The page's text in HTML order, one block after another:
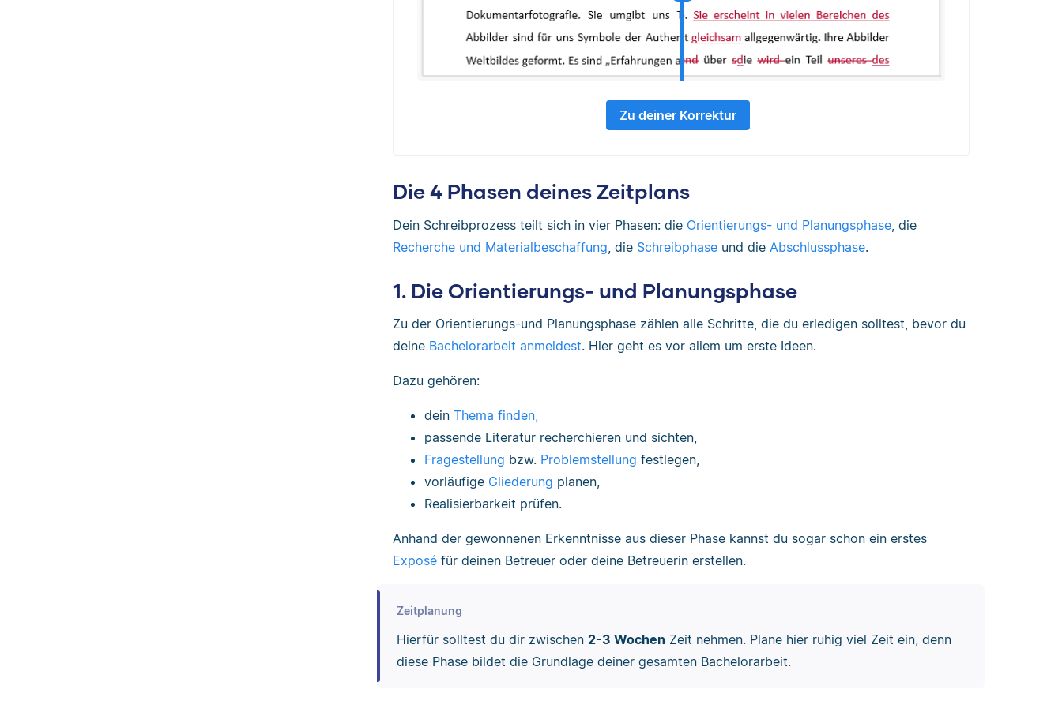
Zu deiner Korrektur
Die 4 Phasen deines Zeitplans
Dein Schreibprozess teilt sich in vier Phasen: die Orientierungs- und Planungsphase , die
Recherche und Materialbeschaffung , die Schreibphase und die Abschlussphase.
1. Die Orientierungs- und Planungsphase
Zu der Orientierungs-und Planungsphase zählen alle Schritte, die du erledigen solltest, bevor du
deine Bachelorarbeit anmeldest. Hier geht es vor allem um erste Ideen.
Dazu gehören:
dein Thema finden,
passende Literatur recherchieren und sichten,
Fragestellung bzw. Problemstellung festlegen,
vorläufige Gliederung planen,
Realisierbarkeit prüfen.
Anhand der gewonnenen Erkenntnisse aus dieser Phase kannst du sogar schon ein erstes
Exposé für deinen Betreuer oder deine Betreuerin erstellen.
Zeitplanung
Hierfür solltest du dir zwischen 2-3 Wochen Zeit nehmen. Plane hier ruhig viel Zeit ein, denn
diese Phase bildet die Grundlage deiner gesamten Bachelorarbeit.